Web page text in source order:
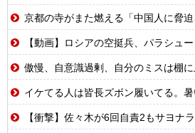
京都の寺がまた燃える「中国人に脅迫
【動画】ロシアの空挺兵、パラシュートが
傲慢、自意識過剰、自分のミスは棚に上げ、人の瑣末なミスをネチネチと責める同僚A。過去に何人かがA
イケてる人は皆長ズボン履いてる。暑い中でも我慢して長ズボン履
【衝撃】佐々木が6回自責2もサヨナラ負けに。あまりの